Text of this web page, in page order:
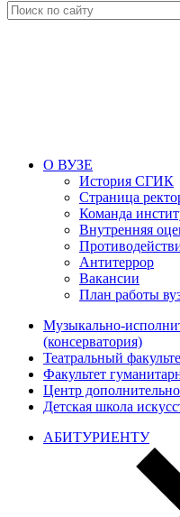
О ВУЗЕ
История СГИК
Страница
Команда
Внутренняя
Антитеррор
Вакансии
План работы
Музыкально-
(консерватория)
Театральный
Факультет
Центр
Детская школа
АБИТУРИЕНТУ